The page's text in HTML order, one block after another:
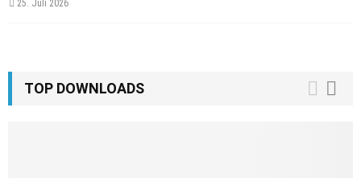
25. Juli 2026
TOP DOWNLOADS